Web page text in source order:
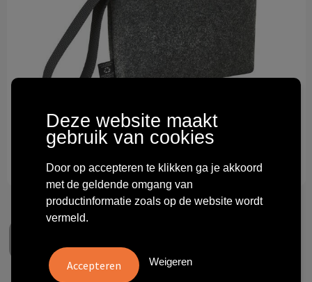
Technologie & gadgets
Themageschenken
Overig
Deze website maakt
gebruik van cookies
Door op accepteren te klikken ga je akkoord
met de geldende omgang van
productinformatie zoals op de website wordt
vermeld.
Weigeren